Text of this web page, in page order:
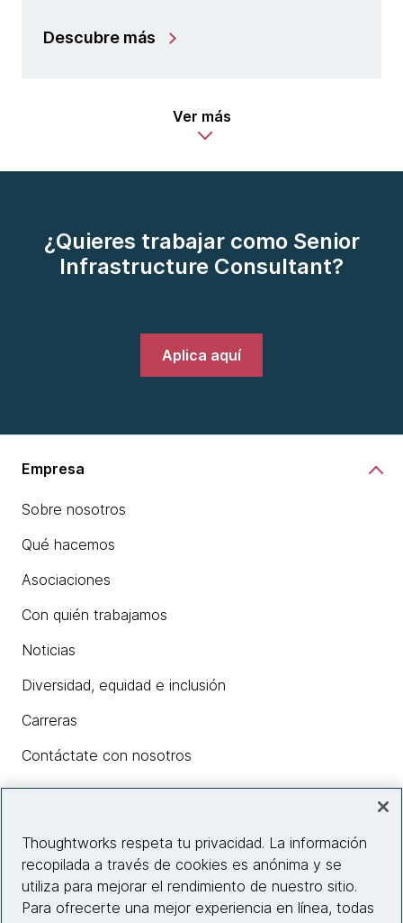
Descubre más
Ver más
¿Quieres trabajar como Senior
Infrastructure Consultant?
Aplica aquí
Empresa
Sobre nosotros
Qué hacemos
Asociaciones
Con quién trabajamos
Noticias
Diversidad, equidad e inclusión
Carreras
Contáctate con nosotros
Información del sitio web
Thoughtworks respeta tu privacidad. La información
recopilada a través de cookies es anónima y se
utiliza para mejorar el rendimiento de nuestro sitio.
Para ofrecerte una mejor experiencia en línea, todas